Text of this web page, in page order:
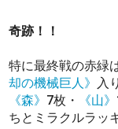
奇跡！！
特に最終戦の赤緑
却の機械巨人》
入
《森》 7枚・ 《山》
ちとミラクルラッ